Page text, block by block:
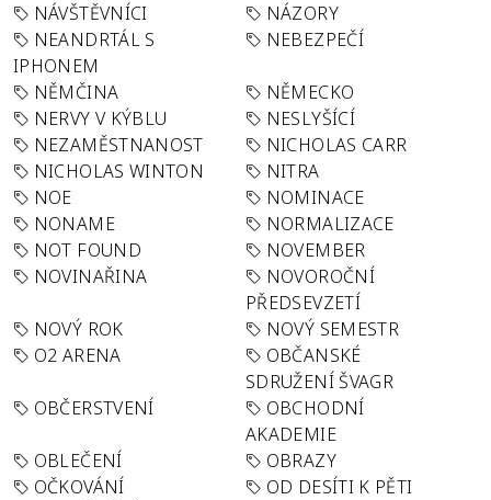
NÁVŠTĚVNÍCI
NÁZORY
NEANDRTÁL S
IPHONEM
NEBEZPEČÍ
NĚMČINA
NĚMECKO
NERVY V KÝBLU
NESLYŠÍCÍ
NEZAMĚSTNANOST
NICHOLAS CARR
NICHOLAS WINTON
NITRA
NOE
NOMINACE
NONAME
NORMALIZACE
NOT FOUND
NOVEMBER
NOVINAŘINA
NOVOROČNÍ
PŘEDSEVZETÍ
NOVÝ ROK
NOVÝ SEMESTR
O2 ARENA
OBČANSKÉ
SDRUŽENÍ ŠVAGR
OBČERSTVENÍ
OBCHODNÍ
AKADEMIE
OBLEČENÍ
OBRAZY
OČKOVÁNÍ
OD DESÍTI K PĚTI